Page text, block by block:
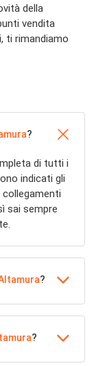
della
vendita
ti rimandiamo
?
di tutti i
indicati gli
sai sempre
?
?